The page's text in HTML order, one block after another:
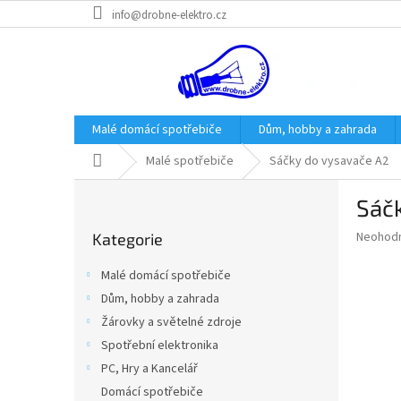
na
info@drobne-elektro.cz
Malé domácí spotřebiče Dům, hobby a zahrada
Domů Malé spotřebiče Sáčky do vysavače A2
kategorie
Kategorie
Malé domácí spotřebiče
Dům, hobby a zahrada
Žárovky a světelné zdroje
Spotřební elektronika
PC, Hry a Kancelář
Domácí spotřebiče